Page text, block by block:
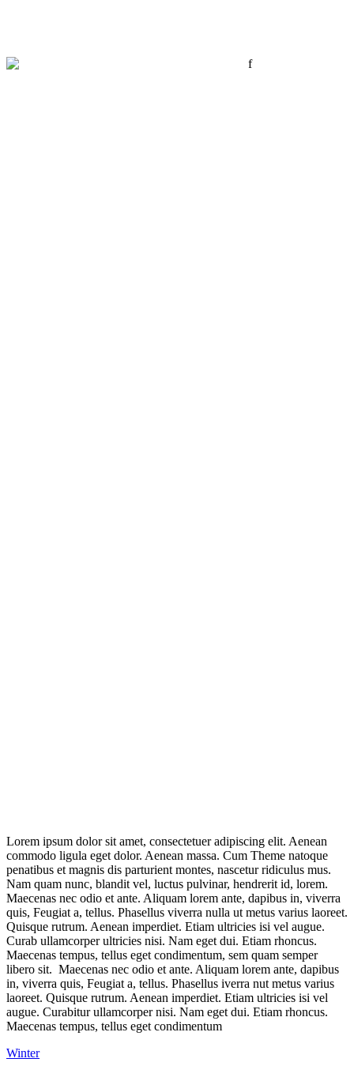
Lorem ipsum dolor sit amet, consectetuer adipiscing elit. Aenean
commodo ligula eget dolor. Aenean massa. Cum Theme natoque
penatibus et magnis dis parturient montes, nascetur ridiculus mus.
Nam quam nunc, blandit vel, luctus pulvinar, hendrerit id, lorem.
Maecenas nec odio et ante. Aliquam lorem ante, dapibus in, viverra
quis, Feugiat a, tellus. Phasellus viverra nulla ut metus varius laoreet.
Quisque rutrum. Aenean imperdiet. Etiam ultricies isi vel augue.
Curab ullamcorper ultricies nisi. Nam eget dui. Etiam rhoncus.
Maecenas tempus, tellus eget condimentum, sem quam semper
libero sit. Maecenas nec odio et ante. Aliquam lorem ante, dapibus
in, viverra quis, Feugiat a, tellus. Phasellus iverra nut metus varius
laoreet. Quisque rutrum. Aenean imperdiet. Etiam ultricies isi vel
augue. Curabitur ullamcorper nisi. Nam eget dui. Etiam rhoncus.
Maecenas tempus, tellus eget condimentum
Winter